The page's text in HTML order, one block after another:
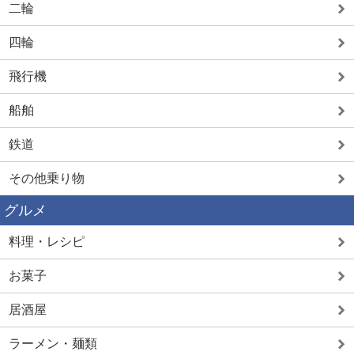
二輪
四輪
飛行機
船舶
鉄道
その他乗り物
グルメ
料理・レシピ
お菓子
居酒屋
ラーメン・麺類